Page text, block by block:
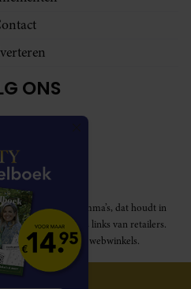
ONS
marketing programma’s, dat houdt in
aankopen middels links van retailers.
door de genoemde webwinkels.